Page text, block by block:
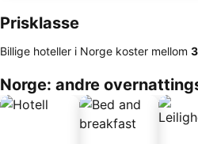
Prisklasse
Billige hoteller i Norge koster mellom
Norge: andre